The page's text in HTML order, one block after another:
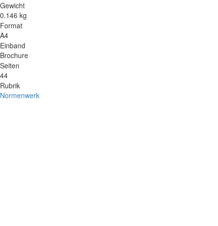
Gewicht
0.146 kg
Format
A4
Einband
Brochure
Seiten
44
Rubrik
Normenwerk